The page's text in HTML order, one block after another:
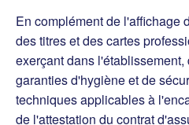
En complément de l'affichage
des titres et des cartes
exerçant dans
garanties d'hygiène et de
techniques applicables à
de l'attestation du contrat